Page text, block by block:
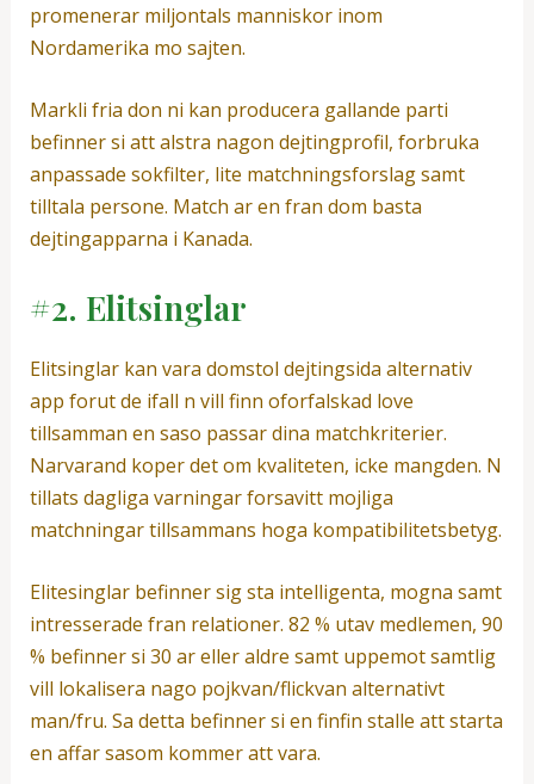
promenerar miljontals manniskor inom
Nordamerika mo sajten.
Markli fria don ni kan producera gallande parti
befinner si att alstra nagon dejtingprofil, forbruka
anpassade sokfilter, lite matchningsforslag samt
tilltala persone. Match ar en fran dom basta
dejtingapparna i Kanada.
#2. Elitsinglar
Elitsinglar kan vara domstol dejtingsida alternativ
app forut de ifall n vill finn oforfalskad love
tillsamman en saso passar dina matchkriterier.
Narvarand koper det om kvaliteten, icke mangden. N
tillats dagliga varningar forsavitt mojliga
matchningar tillsammans hoga kompatibilitetsbetyg.
Elitesinglar befinner sig sta intelligenta, mogna samt
intresserade fran relationer. 82 % utav medlemen, 90
% befinner si 30 ar eller aldre samt uppemot samtlig
vill lokalisera nago pojkvan/flickvan alternativt
man/fru. Sa detta befinner si en finfin stalle att starta
en affar sasom kommer att vara.